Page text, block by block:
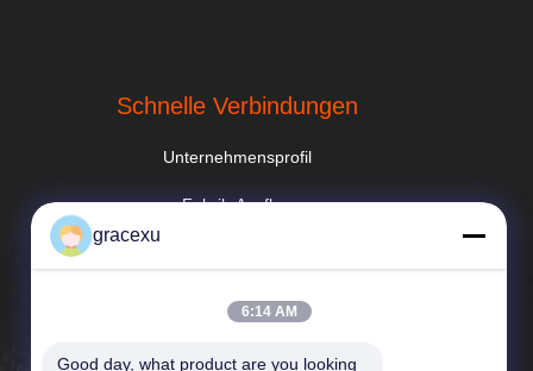
Schnelle Verbindungen
Unternehmensprofil
Fabrik-Ausflug
Neuigkeiten
gracexu
6:14 AM
Good day, what product are you looking